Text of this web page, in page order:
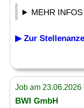
MEHR
▶ Zur
Job am
BWI GmbH